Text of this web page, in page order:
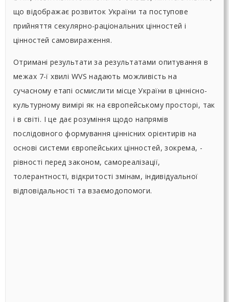
що відображає розвиток України та поступове
прийняття секулярно-раціональних цінностей і
цінностей самовираження.
Отримані результати за результатами опитування в
межах 7-ї хвилі WVS надають можливість на
сучасному етапі осмислити місце України в ціннісно-
культурному вимірі як на європейському просторі, так
і в світі. І це дає розуміння щодо напрямів
послідовного формування ціннісних орієнтирів на
основі системи європейських цінностей, зокрема, -
рівності перед законом, самореалізації,
толерантності, відкритості змінам, індивідуальної
відповідальності та взаємодопомоги.